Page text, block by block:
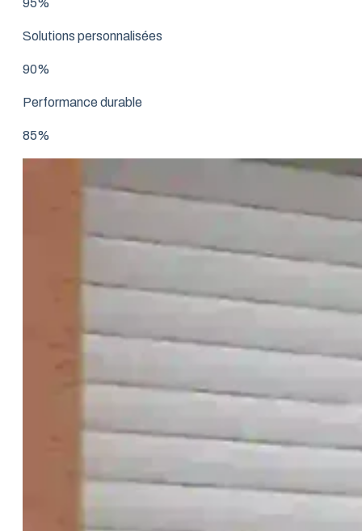
95%
Solutions personnalisées
90%
Performance durable
85%